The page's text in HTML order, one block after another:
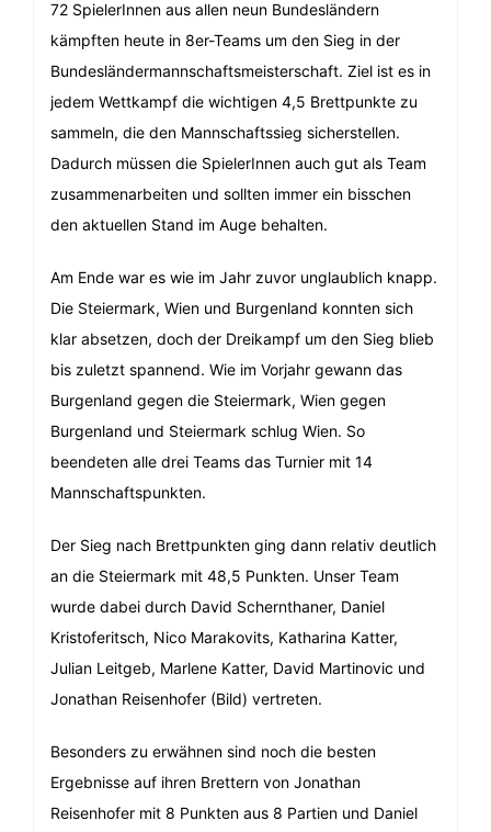
72 SpielerInnen aus allen neun Bundesländern
kämpften heute in 8er-Teams um den Sieg in der
Bundesländermannschaftsmeisterschaft. Ziel ist es in
jedem Wettkampf die wichtigen 4,5 Brettpunkte zu
sammeln, die den Mannschaftssieg sicherstellen.
Dadurch müssen die SpielerInnen auch gut als Team
zusammenarbeiten und sollten immer ein bisschen
den aktuellen Stand im Auge behalten.
Am Ende war es wie im Jahr zuvor unglaublich knapp.
Die Steiermark, Wien und Burgenland konnten sich
klar absetzen, doch der Dreikampf um den Sieg blieb
bis zuletzt spannend. Wie im Vorjahr gewann das
Burgenland gegen die Steiermark, Wien gegen
Burgenland und Steiermark schlug Wien. So
beendeten alle drei Teams das Turnier mit 14
Mannschaftspunkten.
Der Sieg nach Brettpunkten ging dann relativ deutlich
an die Steiermark mit 48,5 Punkten. Unser Team
wurde dabei durch David Schernthaner, Daniel
Kristoferitsch, Nico Marakovits, Katharina Katter,
Julian Leitgeb, Marlene Katter, David Martinovic und
Jonathan Reisenhofer (Bild) vertreten.
Besonders zu erwähnen sind noch die besten
Ergebnisse auf ihren Brettern von Jonathan
Reisenhofer mit 8 Punkten aus 8 Partien und Daniel